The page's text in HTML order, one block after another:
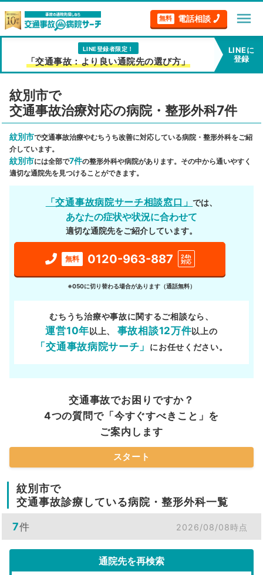
無料 電話相談 menu
LINE登録者限定！
「交通事故：より良い通院先の選び方」
LINEに
登録
紋別市で
交通事故治療対応の病院・整形外科7件
紋別市で交通事故治療やむちうち改善に対応している病院・整形外科をご紹
介しています。
紋別市には全部で7件の整形外科や病院があります。その中から通いやすく
適切な通院先を見つけることができます。
「交通事故病院サーチ相談窓口」では、
あなたの症状や状況に合わせて
適切な通院先をご紹介しています。
無料 0120-963-887
24h
対応
※050に切り替わる場合があります（通話無料）
むちうち治療や事故に関するご相談なら、
運営10年以上、 事故相談12万件以上の
「交通事故病院サーチ」 にお任せください。
交通事故でお困りですか？
4つの質問で「今すぐすべきこと」を
ご案内します
スタート
紋別市で
交通事故診療している病院・整形外科一覧
7件 2026/08/08時点
通院先を再検索